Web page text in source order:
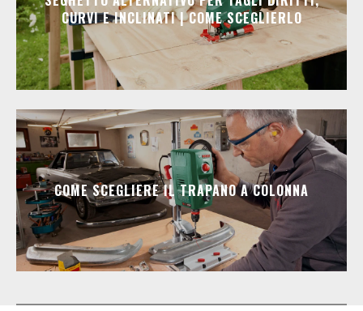
CURVI E INCLINATI | COME SCEGLIERLO
COME SCEGLIERE IL TRAPANO A COLONNA